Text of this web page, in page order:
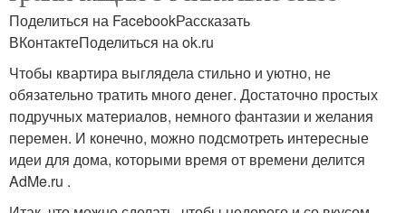
Поделиться на FacebookРассказать
ВКонтактеПоделиться на ok.ru
Чтобы квартира выглядела стильно и уютно, не
обязательно тратить много денег. Достаточно простых
подручных материалов, немного фантазии и желания
перемен. И конечно, можно подсмотреть интересные
идеи для дома, которыми время от времени делится
AdMe.ru .